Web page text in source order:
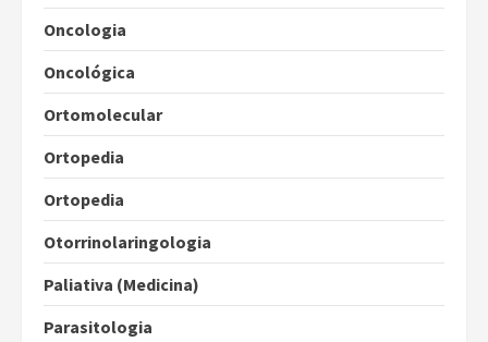
Oncologia
Oncológica
Ortomolecular
Ortopedia
Ortopedia
Otorrinolaringologia
Paliativa (Medicina)
Parasitologia